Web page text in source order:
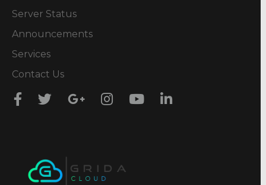
Server Status
Announcements
Services
Contact Us